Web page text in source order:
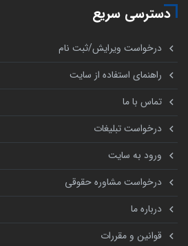
دسترسی سریع
درخواست ویرایش/ثبت نام
راهنمای استفاده از سایت
تماس با ما
درخواست تبلیغات
ورود به سایت
درخواست مشاوره حقوقی
درباره ما
قوانین و مقررات